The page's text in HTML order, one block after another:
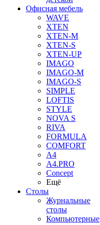
Офисная мебель
WAVE
XTEN
XTEN-M
XTEN-S
XTEN-UP
IMAGO
IMAGO-M
IMAGO-S
SIMPLE
LOFTIS
STYLE
NOVA S
RIVA
FORMULA
COMFORT
A4
A4.PRO
Concept
Ещё
Столы
Журнальные
столы
Компьютерные